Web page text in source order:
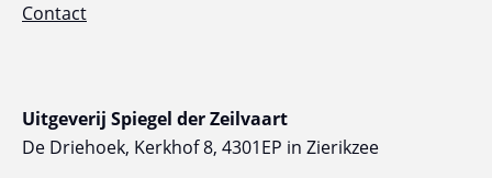
Uitgeverij Spiegel der Zeilvaart
De Driehoek, Kerkhof 8, 4301EP in Zierikzee
Contact